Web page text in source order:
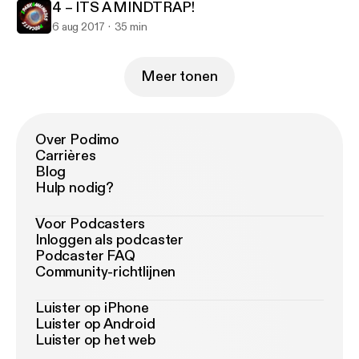
4 – ITS A MINDTRAP!
6 aug 2017 35 min
Meer tonen
Over Podimo
Carrières
Blog
Hulp nodig?
Voor Podcasters
Inloggen als podcaster
Podcaster FAQ
Community-richtlijnen
Luister op iPhone
Luister op Android
Luister op het web